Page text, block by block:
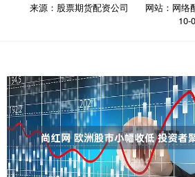
来源：股票期货配资公司 网站：网络
10-